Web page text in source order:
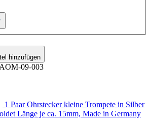
hinzufügen
09-003
1 Paar Ohrstecker kleine Trompete in Silber
Länge je ca. 15mm, Made in Germany